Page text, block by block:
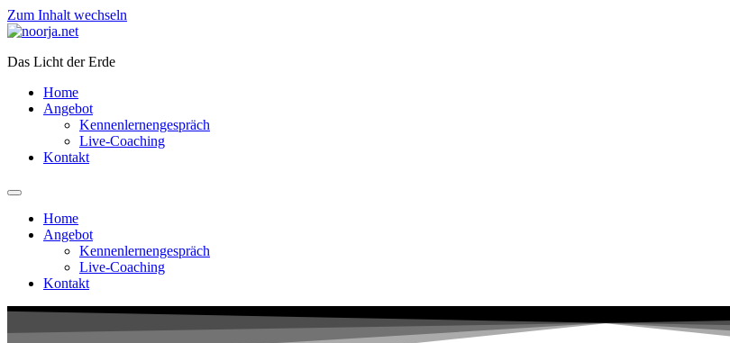
Zum Inhalt wechseln
Das Licht der Erde
Home
Angebot
Kennenlernengespräch
Live-Coaching
Kontakt
Home
Angebot
Kennenlernengespräch
Live-Coaching
Kontakt